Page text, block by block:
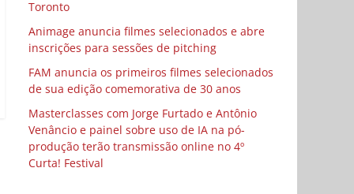
Toronto
Animage anuncia filmes selecionados e abre
inscrições para sessões de pitching
FAM anuncia os primeiros filmes selecionados
de sua edição comemorativa de 30 anos
Masterclasses com Jorge Furtado e Antônio
Venâncio e painel sobre uso de IA na pó-
produção terão transmissão online no 4º
Curta! Festival